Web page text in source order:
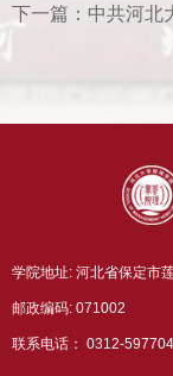
下一篇： 中共河北
学院地址: 河北省保定市
邮政编码: 071002
联系电话： 0312-